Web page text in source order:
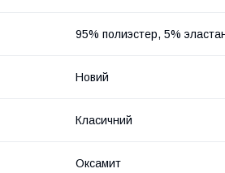
95% полиэстер, 5%
Новий
Класичний
Оксамит